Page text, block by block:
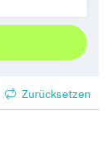
Zurücksetzen